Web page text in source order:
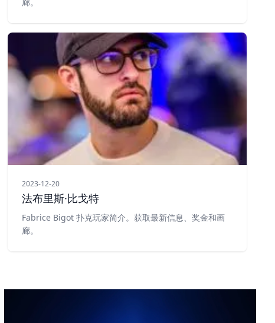
2023-12-20
法布里斯·比戈特
Fabrice Bigot 扑克玩家简介。获取最新信息、奖金和画
廊。